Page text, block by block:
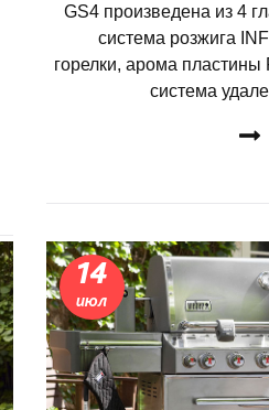
GS4 произведена из 4
система розжига
горелки, арома
система
14
июл